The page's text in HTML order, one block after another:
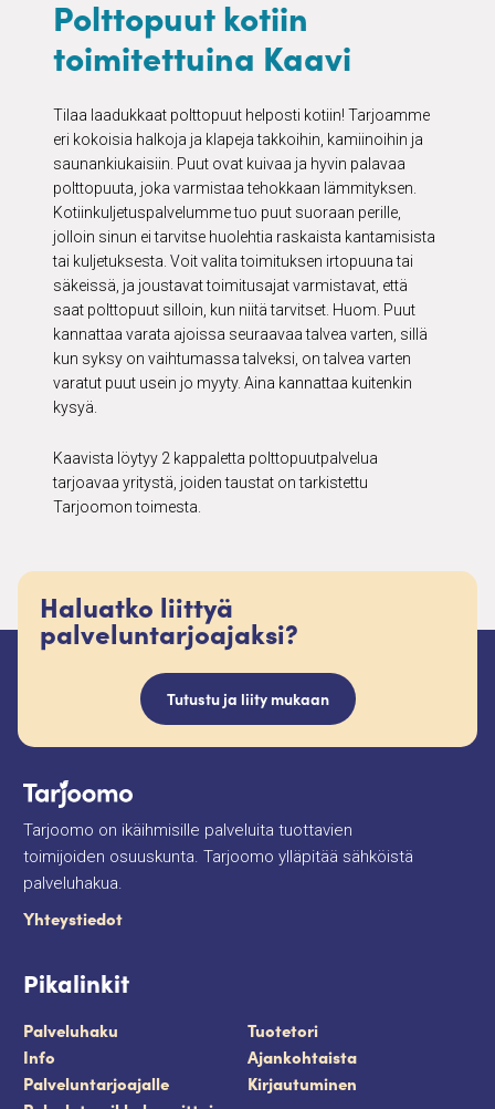
Polttopuut kotiin
toimitettuina Kaavi
Tilaa laadukkaat polttopuut helposti kotiin! Tarjoamme
eri kokoisia halkoja ja klapeja takkoihin, kamiinoihin ja
saunankiukaisiin. Puut ovat kuivaa ja hyvin palavaa
polttopuuta, joka varmistaa tehokkaan lämmityksen.
Kotiinkuljetuspalvelumme tuo puut suoraan perille,
jolloin sinun ei tarvitse huolehtia raskaista kantamisista
tai kuljetuksesta. Voit valita toimituksen irtopuuna tai
säkeissä, ja joustavat toimitusajat varmistavat, että
saat polttopuut silloin, kun niitä tarvitset. Huom. Puut
kannattaa varata ajoissa seuraavaa talvea varten, sillä
kun syksy on vaihtumassa talveksi, on talvea varten
varatut puut usein jo myyty. Aina kannattaa kuitenkin
kysyä.
Kaavista löytyy 2 kappaletta polttopuutpalvelua
tarjoavaa yritystä, joiden taustat on tarkistettu
Tarjoomon toimesta.
Haluatko liittyä
palveluntarjoajaksi?
Tutustu ja liity mukaan
Tarjoomo on ikäihmisille palveluita tuottavien
toimijoiden osuuskunta. Tarjoomo ylläpitää sähköistä
palveluhakua.
Yhteystiedot
Pikalinkit
Palveluhaku
Tuotetori
Info
Ajankohtaista
Palveluntarjoajalle
Kirjautuminen